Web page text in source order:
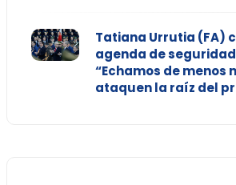
Tatiana Urrutia (FA)
agenda de
“Echamos de menos
ataquen la raíz del